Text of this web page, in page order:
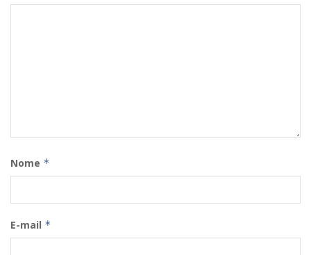
Nome *
E-mail *